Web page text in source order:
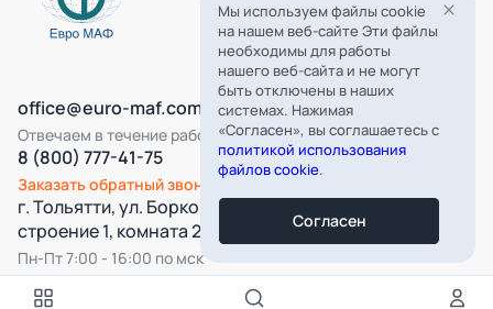
Все категории
office@euro-maf.com
Отвечаем в течение рабочего дня
8 (800) 777-41-75
Заказать обратный звонок
г. Тольятти, ул. Борковская, д. 16,
строение 1, комната 22
Пн-Пт 7:00 - 16:00 по мск
Мы используем файлы cookie
на нашем веб-сайте Эти файлы
необходимы для работы
нашего веб-сайта и не могут
быть отключены в наших
системах. Нажимая
«Согласен», вы соглашаетесь с
политикой использования
файлов cookie.
Согласен